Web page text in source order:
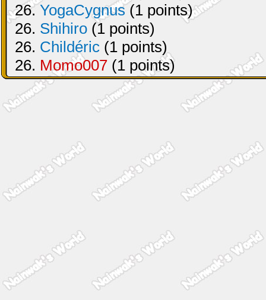
26.YogaCygnus(1 points)
26. Shihiro (1 points)
26. Childéric (1 points)
26. Momo007 (1 points)